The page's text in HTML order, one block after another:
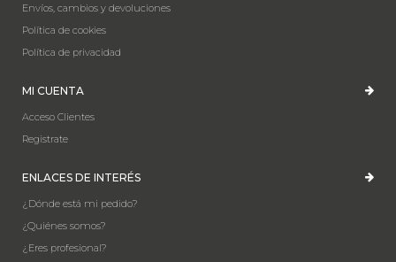
Envíos, cambios y devoluciones
Política de cookies
Política de privacidad
MI CUENTA
Acceso Clientes
Registrate
ENLACES DE INTERÉS
¿Dónde está mi pedido?
¿Quiénes somos?
¿Eres profesional?